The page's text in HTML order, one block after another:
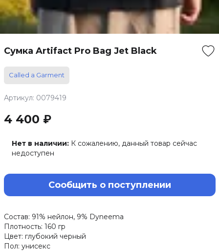
Сумка Artifact Pro Bag Jet Black
Called a Garment
Артикул: 0079419
4 400 ₽
Нет в наличии: К сожалению, данный товар сейчас
недоступен
Сообщить о поступлении
Состав: 91% нейлон, 9% Dyneema
Плотность: 160 гр
Цвет: глубокий черный
Пол: унисекс